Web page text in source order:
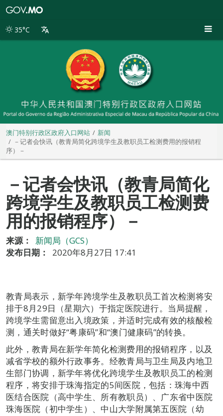
别
35°C
澳门特别行政区政府入口网站
新闻
－记者会快讯（教青局简化跨境学生及教职员工检测费用的报销程
序）－
－记者会快讯（教青局简化
跨境学生及教职员工检测费
用的报销程序）－
来源：
新闻局（GCS）
发布日期：
2020年8月27日 17:41
教青局表示，新学年跨境学生及教职员工首次检测将安
排于8月29日（星期六）于指定医院进行。当局提醒，
跨境学生需留意出入境政策，并适时完成有效的核酸检
测，通关时做好“粤康码”和“澳门健康码”的转换。
此外，教青局在新学年简化检测费用的报销程序，以及
减省学校的额外行政事务。经教青局与卫生局及内地卫
生部门协调，新学年将优化跨境学生及教职员工的检测
程序，将安排于珠海指定的5间医院，包括：珠海中西
医结合医院（高中学生、所有教职员）、广东省中医院
珠海医院（初中学生）、中山大学附属第五医院（幼